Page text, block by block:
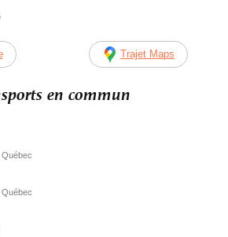
Trajet Maps
en commun